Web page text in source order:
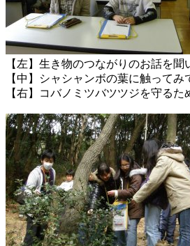
【左】生き物のつながりのお話を聞
【中】シャシャンボの葉に触ってみ
【右】コバノミツバツツジを守るた